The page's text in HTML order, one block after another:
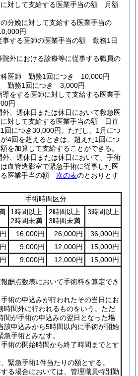
に対して支給する医業手当の額 月額
分娩に対して支給する医業手当の
円
事する医師の医業手当の額 勤務1日
院外における診療等に従事する職員の
科医師 勤務1回につき 10,000円
勤務1回につき 3,000円
導をする医師に対して支給する医業手
円
外、週休日または休日において救急医
対して支給する医業手当の額 日直
回につき30,000円。 ただし、1月につ
4回を超えるときは、超えた1回につ
を加算して支給することができる。
外、週休日または休日において、手術
血管造影室で緊急手術に従事した医
医業手当の額 次の表のとおりとす
手術時間区分
1時間以上
2時間未満
2時間以上
3時間未満
3時間以上
16,000円 26,000円
36,000円
9,000円 12,000円
15,000円
9,000円 12,000円
15,000円
酬点数表において手術料を算定でき
術の申込みが行われたその当日にお
時間外に行われるものをいう。ただ
間が手術の申込みの翌日となった場
該申込みから5時間以内に手術が開始
手術とみなす。
術の開始時間から終了時間までとす
緊急手術1件当たりの額とする。
る場合においては、管理職員特別勤